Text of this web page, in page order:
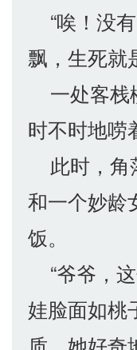
“唉！没
飘，生死就
一处客栈
时不时地唠
此时，角
和一个妙龄
饭。
“爷爷，
娃脸面如桃